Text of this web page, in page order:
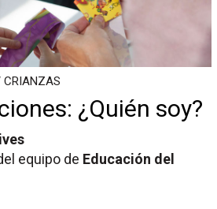
CRIANZAS
¿Quién soy?
equipo de Educación del